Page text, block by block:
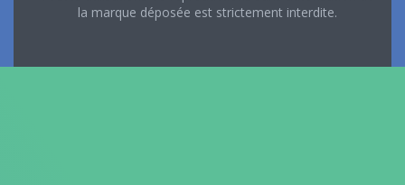
la marque déposée est strictement interdite.